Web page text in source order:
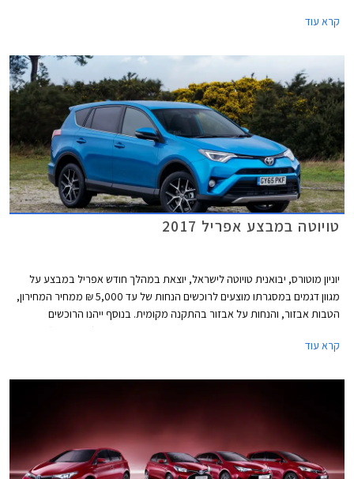
קרא עוד
טויוטה במבצע אפריל 2017
יוניון מוטורס, יבואנית טויוטה לישראל, יוצאת במהלך חודש אפריל במבצע על
מגוון דגמים במסגרתו מוצעים לרוכשים הנחות של עד 5,000 ₪ ממחיר המחירון,
הטבות אבזור, והנחות על אבזור בהתקנה מקומית. בנוסף ייהנו הרוכשים
הדגמים המשתתפים במבצע.
קרא עוד